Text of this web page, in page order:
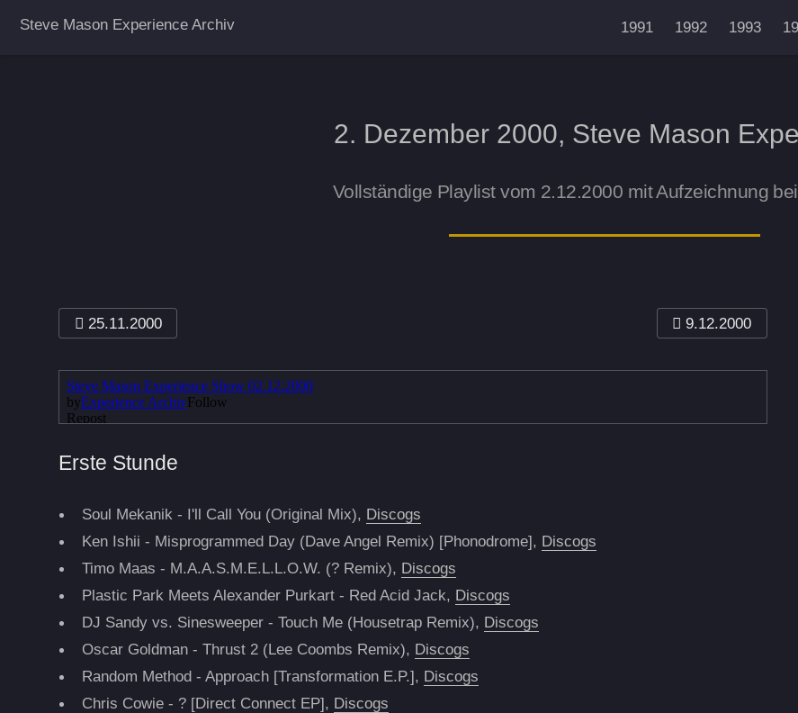
Steve Mason Experience Archiv 1991 1992 1993
2. Dezember 2000, Steve Mason
Vollständige Playlist vom 2.12.2000 mit Aufzeichnung
25.11.2000 9.12.2000
Erste Stunde
Soul Mekanik - I'll Call You (Original Mix), Discogs
Ken Ishii - Misprogrammed Day (Dave Angel Remix) [Phonodrome], Discogs
Timo Maas - M.A.A.S.M.E.L.L.O.W. (? Remix), Discogs
Plastic Park Meets Alexander Purkart - Red Acid Jack, Discogs
DJ Sandy vs. Sinesweeper - Touch Me (Housetrap Remix), Discogs
Oscar Goldman - Thrust 2 (Lee Coombs Remix), Discogs
Random Method - Approach [Transformation E.P.], Discogs
Chris Cowie - ? [Direct Connect EP], Discogs